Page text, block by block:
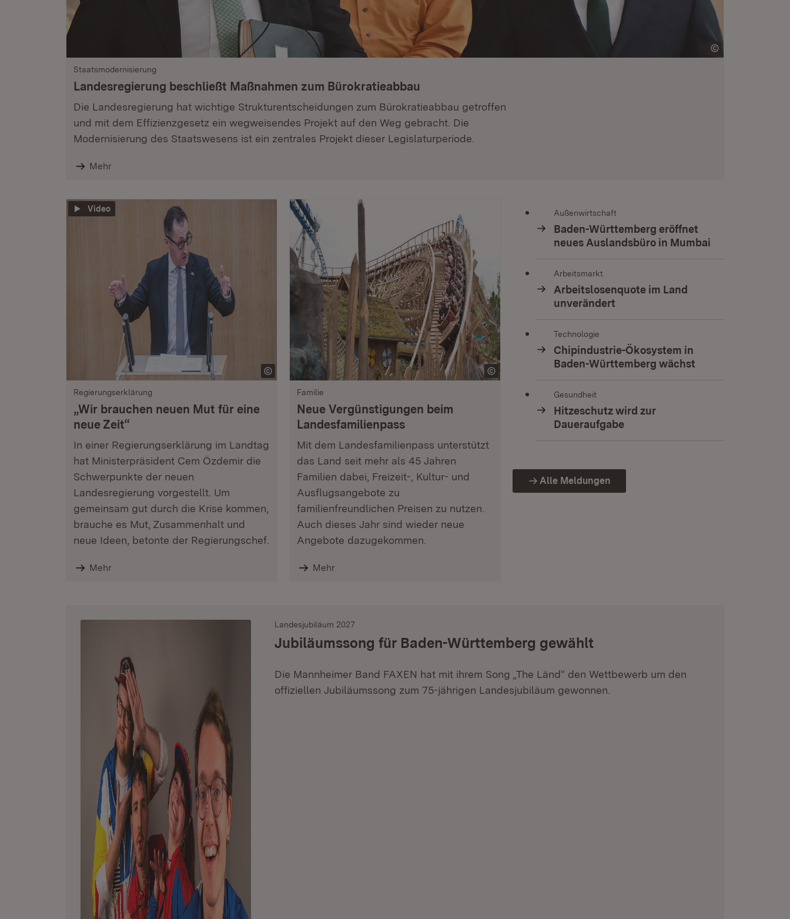
Staatsmodernisierung
Landesregierung beschließt Maßnahmen zum Bürokratieabbau
Die Landesregierung hat wichtige Strukturentscheidungen zum Bürokratieabbau getroffen
und mit dem Effizienzgesetz ein wegweisendes Projekt auf den Weg gebracht. Die
Modernisierung des Staatswesens ist ein zentrales Projekt dieser Legislaturperiode.
Mehr
Video
Regierungserklärung
„Wir brauchen neuen Mut für eine
neue Zeit“
In einer Regierungserklärung im Landtag
hat Ministerpräsident Cem Özdemir die
Schwerpunkte der neuen
Landesregierung vorgestellt. Um
gemeinsam gut durch die Krise kommen,
brauche es Mut, Zusammenhalt und
neue Ideen, betonte der Regierungschef.
Mehr
Familie
Neue Vergünstigungen beim
Landesfamilienpass
Mit dem Landesfamilienpass unterstützt
das Land seit mehr als 45 Jahren
Familien dabei, Freizeit-, Kultur- und
Ausflugsangebote zu
familienfreundlichen Preisen zu nutzen.
Auch dieses Jahr sind wieder neue
Angebote dazugekommen.
Mehr
Außenwirtschaft
Baden-Württemberg eröffnet
neues Auslandsbüro in Mumbai
Arbeitsmarkt
Arbeitslosenquote im Land
unverändert
Technologie
Chipindustrie-Ökosystem in
Baden-Württemberg wächst
Gesundheit
Hitzeschutz wird zur
Daueraufgabe
Alle Meldungen
Landesjubiläum 2027
Jubiläumssong für Baden-Württemberg gewählt
Die Mannheimer Band FAXEN hat mit ihrem Song „The Länd“ den Wettbewerb um den
offiziellen Jubiläumssong zum 75-jährigen Landesjubiläum gewonnen.